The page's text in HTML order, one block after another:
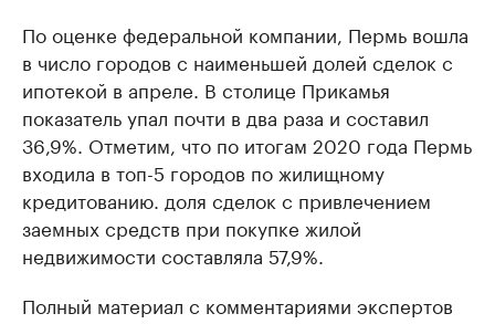
По оценке федеральной компании, Пермь вошла
в число городов с наименьшей долей сделок с
ипотекой в апреле. В столице Прикамья
показатель упал почти в два раза и составил
36,9%. Отметим, что по итогам 2020 года Пермь
входила в топ-5 городов по жилищному
кредитованию. доля сделок с привлечением
заемных средств при покупке жилой
недвижимости составляла 57,9%.
Полный материал с комментариями экспертов